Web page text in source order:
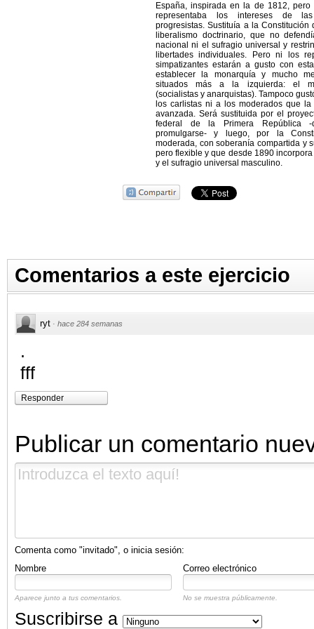
España, inspirada en la de 1812, pero
representaba los intereses de
progresistas. Sustituía a la Constitución
liberalismo doctrinario, que no
nacional ni el sufragio universal y
libertades individuales. Pero ni los
simpatizantes estarán a gusto con
establecer la monarquía y mucho
situados más a la izquierda: el
(socialistas y anarquistas). Tampoco
los carlistas ni a los moderados que la
avanzada. Será sustituida por el
federal de la Primera República
promulgarse- y luego, por la
moderada, con soberanía compartida y
pero flexible y que desde 1890
y el sufragio universal masculino.
Comentarios a este ejercicio
ryt · hace 284 semanas
.
fff
Responder
Publicar un comentario
Comenta como "invitado", o inicia sesión:
Nombre
Correo electrónico
Aparece junto a tus comentarios. No se muestra públicamente.
Suscribirse a